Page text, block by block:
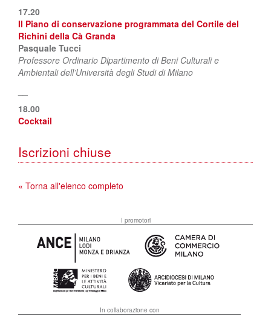
17.20
Il Piano di conservazione programmata del Cortile del
Richini della Cà Granda
Pasquale Tucci
Professore Ordinario Dipartimento di Beni Culturali e
Ambientali dell’Università degli Studi di Milano
18.00
Cocktail
Iscrizioni chiuse
« Torna all'elenco completo
I promotori
In collaborazione con